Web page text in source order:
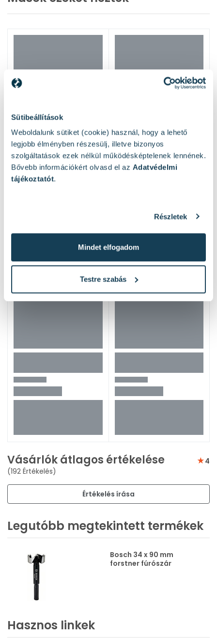
Sütibeállítások
Weboldalunk sütiket (cookie) használ, hogy a lehető
legjobb élményben részesülj, illetve bizonyos
szolgáltatások ezek nélkül működésképtelenek lennének.
Bővebb információkért olvasd el az Adatvédelmi
tájékoztatót.
Részletek
Mindet elfogadom
Testre szabás
Vásárlók átlagos értékelése
(192 Értékelés)
4
Értékelés írása
Legutóbb megtekintett termékek
Bosch 34 x 90 mm
forstner fúrószár
Hasznos linkek